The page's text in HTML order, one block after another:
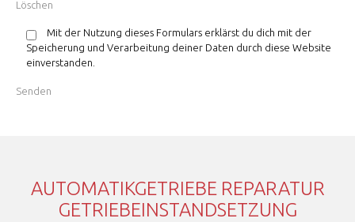
Mit der Nutzung dieses Formulars erklärst du dich mit der
Speicherung und Verarbeitung deiner Daten durch diese Website
einverstanden.
AUTOMATIKGETRIEBE REPARATUR
GETRIEBEINSTANDSETZUNG